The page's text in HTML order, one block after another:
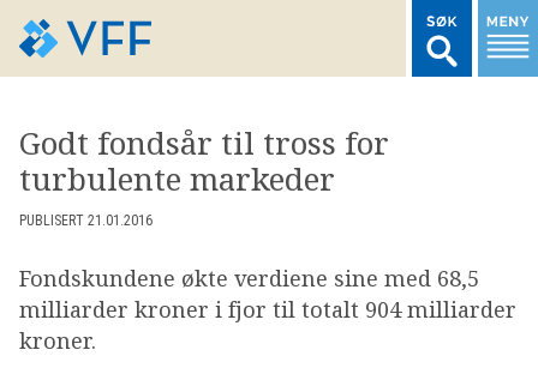
LOGG INN MEDLEMSNETT
MARKEDSSTATISTIKK
FONDSDATA
Godt fondsår til tross for
turbulente markeder
PUBLISERT 21.01.2016
Fondskundene økte verdiene sine med 68,5
milliarder kroner i fjor til totalt 904 milliarder
kroner.